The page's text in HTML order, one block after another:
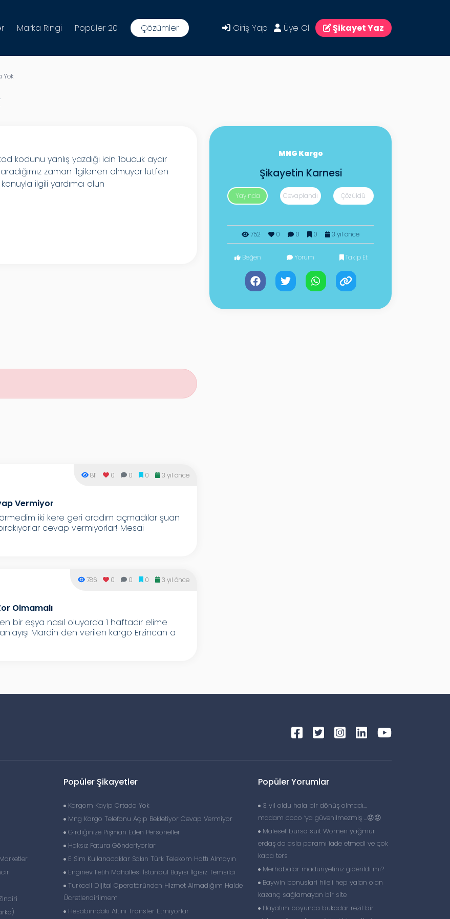
Marka Ringi Popüler 20 Çözümler Giriş Yap Üye Ol Şikayet Yaz
Yok
kodunu yanlış yazdığı icin 1bucuk aydır
zaman ilgilenen olmuyor lütfen
ilgili yardımcı olun
MNG Kargo
Şikayetin Karnesi
Yayında Cevaplandı Çözüldü
752 0 0 0 3 yıl önce
Beğen Yorum Takip Et
Vermiyor
811 0 0 0 3 yıl önce
iki kere geri aradım açmadılar şuan
cevap vermiyorlar! Mesai
Olmamalı
786 0 0 0 3 yıl önce
bir eşya nasıl oluyorda 1 haftadır elime
Mardin den verilen kargo Erzincan a
Popüler Şikayetler
Kargom Kayip Ortada Yok
Mng Kargo Telefonu Açıp Bekletiyor Cevap Vermiyor
Girdiğinize Pişman Eden Personeller
Haksız Fatura Gönderiyorlar
E Sim Kullanacaklar Sakın Türk Telekom Hattı Almayın
Enginev Fetih Mahallesi İstanbul Bayisi İlgisiz Temsilci
Turkcell Dijital Operatöründen Hizmet Almadığım Halde
Ücretlendirilmem
Hesabımdaki Altını Transfer Etmiyorlar
Popüler Yorumlar
3 yıl oldu hala bir dönüş olmadı…
madam coco ‘ya güvenilmezmiş …😡😡
Malesef bursa suit Women yağmur
erdaş da asla paramı iade etmedi ve çok
kaba ters
Merhabalar maduriyetiniz giderildi mi?
Baywin bonuslari hileli hep yalan olan
kazanç sağlamayan bir site
Hayatım boyunca bukadar rezil bir